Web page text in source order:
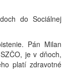
do Sociálnej
Pán Milan
je v dňoch,
platí zdravotné